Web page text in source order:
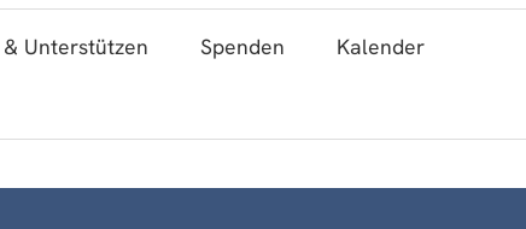
Unterstützen Spenden
Kalender